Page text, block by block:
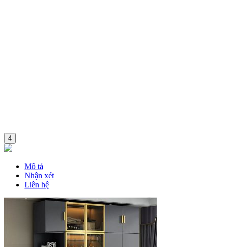
4
Mô tả
Nhận xét
Liên hệ